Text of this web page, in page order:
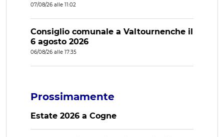
07/08/26 alle 11:02
Consiglio comunale a Valtournenche il
6 agosto 2026
06/08/26 alle 17:35
Prossimamente
Estate 2026 a Cogne